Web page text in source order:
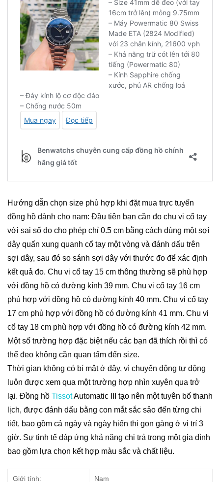
Hướng dẫn chọn size phù hợp khi đặt mua trực tuyến
đồng hồ dành cho nam: Đầu tiên bạn cần đo chu vi cổ tay
với sai số đo cho phép chỉ 0.5 cm bằng cách dùng một sợi
dây quấn xung quanh cổ tay một vòng và đánh dấu trên
sợi dây, sau đó so sánh sợi dây với thước đo để xác định
kết quả đo. Chu vi cổ tay 15 cm thông thường sẽ phù hợp
với đồng hồ có đường kính 39 mm. Chu vi cổ tay 16 cm
phù hợp với đồng hồ có đường kính 40 mm. Chu vi cổ tay
17 cm phù hợp với đồng hồ có đường kính 41 mm. Chu vi
cổ tay 18 cm phù hợp với đồng hồ có đường kính 42 mm.
Một số trường hợp đặc biệt nếu các bạn đã thích rồi thì có
thể đeo không cần quan tấm đến size.
Thời gian không có bí mật ở đây, vì chuyển động tự động
luôn được xem qua một trường hợp nhìn xuyên qua trở
lại. Đồng hồ TissotAutomatic III tạo nên một tuyên bố thanh
lịch, được đánh dấu bằng con mắt sắc sảo đến từng chi
tiết, bao gồm cả ngày và ngày hiển thị gọn gàng ở vị trí 3
giờ. Sự tinh tế đáp ứng khả năng chi trả trong một gia đình
bao gồm lựa chọn kết hợp màu sắc và chất liệu.
Giới tính: Nam